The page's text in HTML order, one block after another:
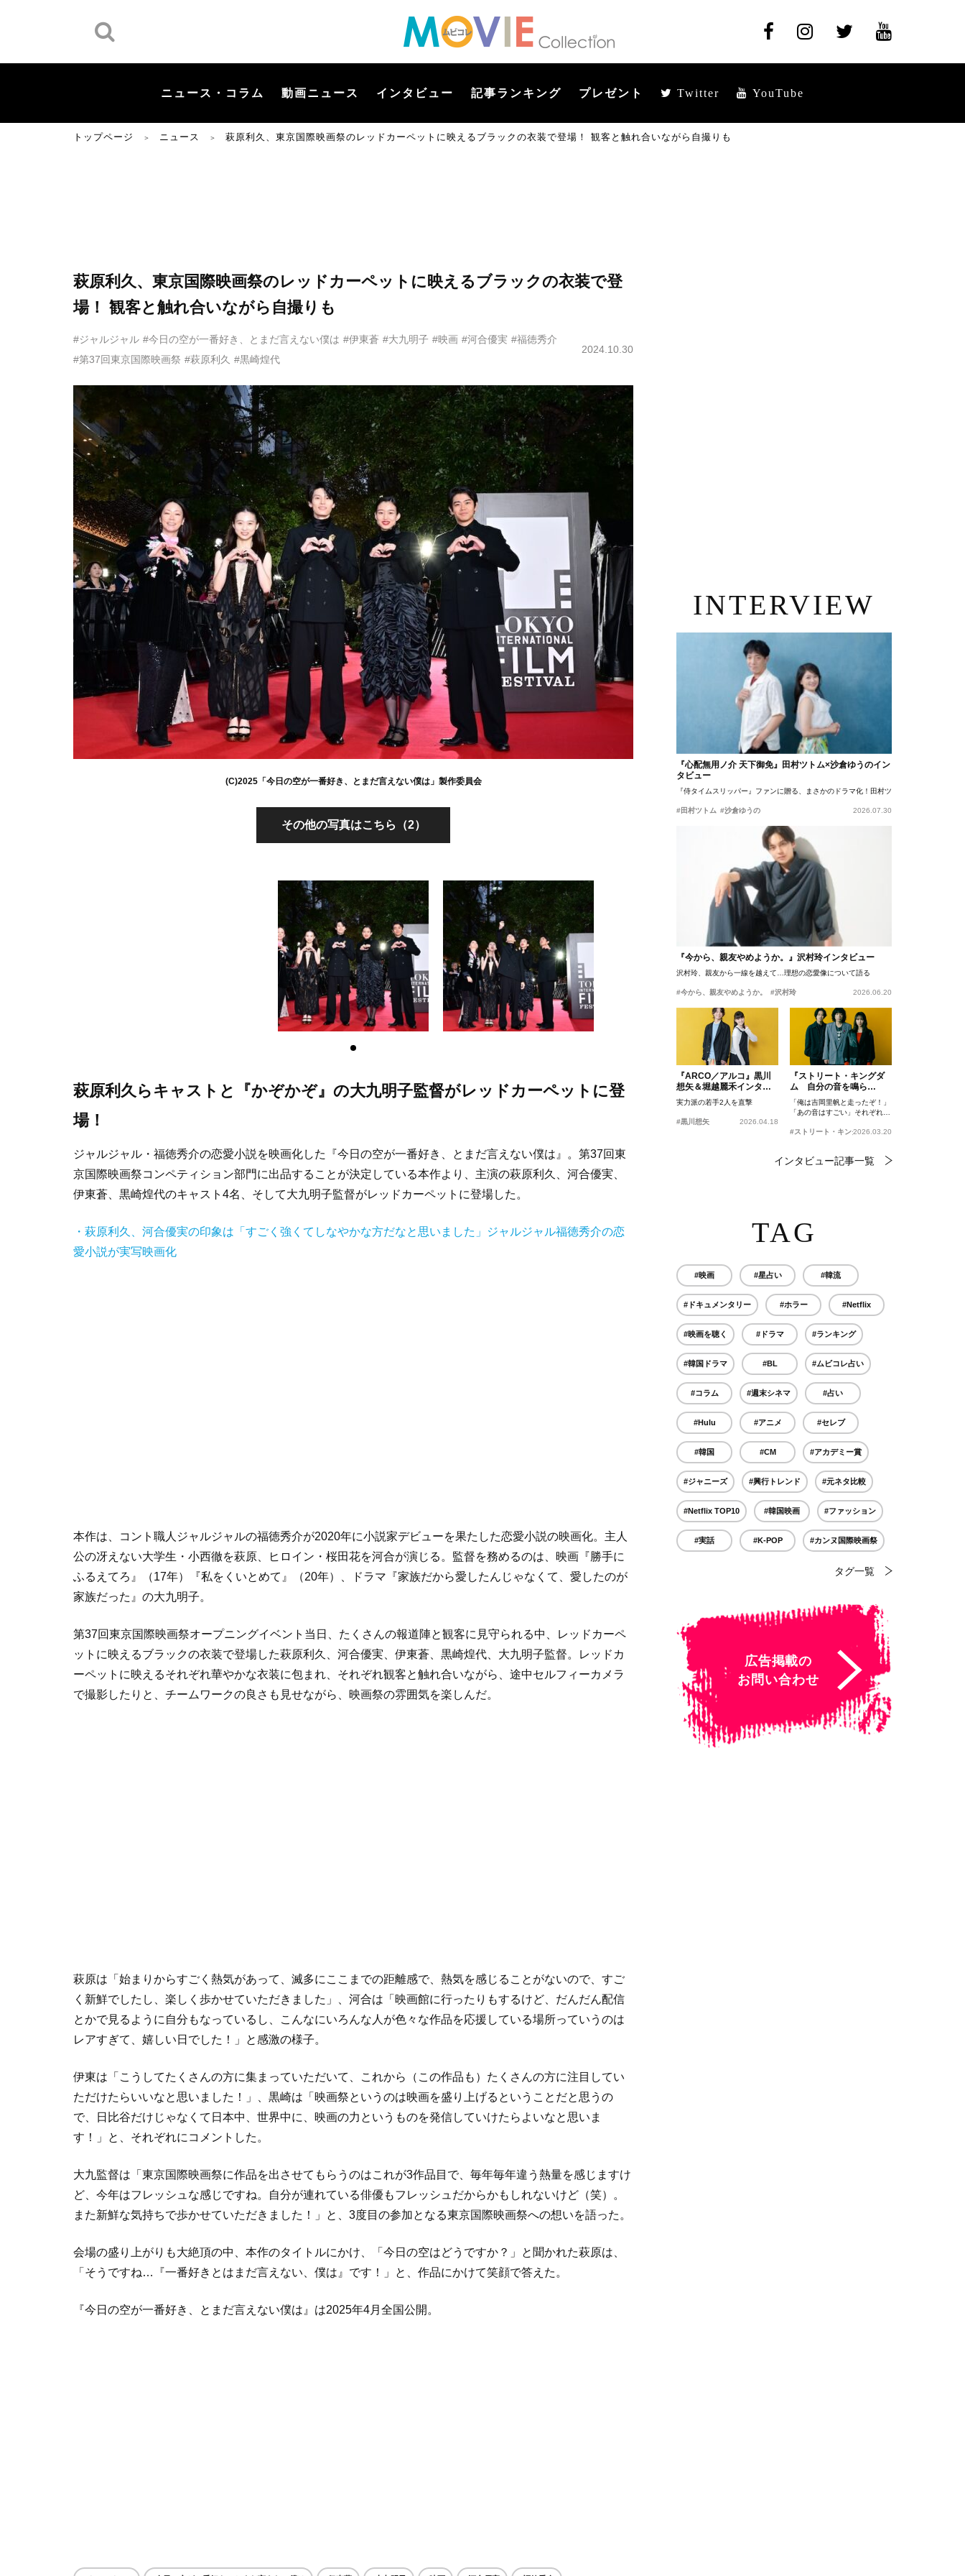
ニュース・コラム 動画ニュース インタビュー 記事ランキング プレゼント Twitter YouTube
トップページ ＞ ニュース ＞ 萩原利久、東京国際映画祭のレッドカーペットに映えるブラックの衣装で登場！ 観客と触れ合いながら自撮りも
萩原利久、東京国際映画祭のレッドカーペットに映えるブラックの衣装で登
場！ 観客と触れ合いながら自撮りも
#ジャルジャル #今日の空が一番好き、とまだ言えない僕は #伊東蒼 #大九明子 #映画 #河合優実 #福徳秀介
#第37回東京国際映画祭 #萩原利久 #黒崎煌代
2024.10.30
(C)2025「今日の空が一番好き、とまだ言えない僕は」製作委員会
その他の写真はこちら（2）
萩原利久らキャストと『かぞかぞ』の大九明子監督がレッドカーペットに登
場！
ジャルジャル・福徳秀介の恋愛小説を映画化した『今日の空が一番好き、とまだ言えない僕は』。第37回東
京国際映画祭コンペティション部門に出品することが決定している本作より、主演の萩原利久、河合優実、
伊東蒼、黒崎煌代のキャスト4名、そして大九明子監督がレッドカーペットに登場した。
・萩原利久、河合優実の印象は「すごく強くてしなやかな方だなと思いました」ジャルジャル福徳秀介の恋
愛小説が実写映画化
本作は、コント職人ジャルジャルの福徳秀介が2020年に小説家デビューを果たした恋愛小説の映画化。主人
公の冴えない大学生・小西徹を萩原、ヒロイン・桜田花を河合が演じる。監督を務めるのは、映画『勝手に
ふるえてろ』（17年）『私をくいとめて』（20年）、ドラマ『家族だから愛したんじゃなくて、愛したのが
家族だった』の大九明子。
第37回東京国際映画祭オープニングイベント当日、たくさんの報道陣と観客に見守られる中、レッドカーペ
ットに映えるブラックの衣装で登場した萩原利久、河合優実、伊東蒼、黒崎煌代、大九明子監督。レッドカ
ーペットに映えるそれぞれ華やかな衣装に包まれ、それぞれ観客と触れ合いながら、途中セルフィーカメラ
で撮影したりと、チームワークの良さも見せながら、映画祭の雰囲気を楽しんだ。
萩原は「始まりからすごく熱気があって、滅多にここまでの距離感で、熱気を感じることがないので、すご
く新鮮でしたし、楽しく歩かせていただきました」、河合は「映画館に行ったりもするけど、だんだん配信
とかで見るように自分もなっているし、こんなにいろんな人が色々な作品を応援している場所っていうのは
レアすぎて、嬉しい日でした！」と感激の様子。
伊東は「こうしてたくさんの方に集まっていただいて、これから（この作品も）たくさんの方に注目してい
ただけたらいいなと思いました！」、黒崎は「映画祭というのは映画を盛り上げるということだと思うの
で、日比谷だけじゃなくて日本中、世界中に、映画の力というものを発信していけたらよいなと思いま
す！」と、それぞれにコメントした。
大九監督は「東京国際映画祭に作品を出させてもらうのはこれが3作品目で、毎年毎年違う熱量を感じますけ
ど、今年はフレッシュな感じですね。自分が連れている俳優もフレッシュだからかもしれないけど（笑）。
また新鮮な気持ちで歩かせていただきました！」と、3度目の参加となる東京国際映画祭への想いを語った。
会場の盛り上がりも大絶頂の中、本作のタイトルにかけ、「今日の空はどうですか？」と聞かれた萩原は、
「そうですね…『一番好きとはまだ言えない、僕は』です！」と、作品にかけて笑顔で答えた。
『今日の空が一番好き、とまだ言えない僕は』は2025年4月全国公開。
INTERVIEW
『心配無用ノ介 天下御免』田村ツトム×沙倉ゆうのイン
タビュー
『侍タイムスリッパー』ファンに贈る、まさかのドラマ化！田村ツトム×沙倉ゆうのが語
#田村ツトム #沙倉ゆうの 2026.07.30
『今から、親友やめようか。』沢村玲インタビュー
沢村玲、親友から一線を越えて…理想の恋愛像について語る
#今から、親友やめようか。 #沢村玲 2026.06.20
『ARCO／アルコ』黒川
想矢＆堀越麗禾インタビ
ュー
実力派の若手2人を直撃
#黒川想矢 2026.04.18
『ストリート・キングダ
ム 自分の音を鳴ら
せ。』峯田和伸、若葉竜
也、吉岡里帆インタビュ
ー
「俺は吉岡里帆と走ったぞ！」
「あの音はすごい」それぞれの
#ストリート・キングダム 自分の音を鳴らせ。
2026.03.20
インタビュー記事一覧
TAG
#映画 #星占い #韓流
#ドキュメンタリー #ホラー #Netflix
#映画を聴く #ドラマ #ランキング
#韓国ドラマ #BL #ムビコレ占い
#コラム #週末シネマ #占い
#Hulu #アニメ #セレブ
#韓国 #CM #アカデミー賞
#ジャニーズ #興行トレンド #元ネタ比較
#Netflix TOP10 #韓国映画 #ファッション
#実話 #K-POP #カンヌ国際映画祭
タグ一覧
広告掲載の
お問い合わせ